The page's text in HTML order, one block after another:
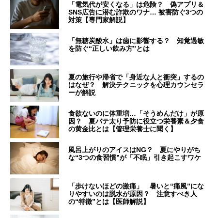
「電気代が安くなる」は危険？ 偽アプリ＆
SNS広告に潜む詐欺のワナ… 被害防ぐ3つの
対策【専門家解説】
「無糖炭酸水」は歯に影響する？ 知覚過敏
を防ぐ“正しい飲み方”とは
夏の旅行や帰省で「身近な人と衝突」するの
はなぜ？ 解決テクニックを心理カウンセラ
ーが解説
食欲ないのに体重増…「そうめんだけ」が原
因？ 夏バテ太り予防に役立つ栄養素＆夕食
の黄金比とは【管理栄養士に聞く】
風呂上がりのアイスはNG？ 夏にやりがち
な“3つの食習慣”が「不眠」引き起こすワケ
「歩けないほどの激痛」 暑いと“痛風”にな
りやすいのは脱水が原因？ 注意すべき人
の“特徴”とは【医師解説】